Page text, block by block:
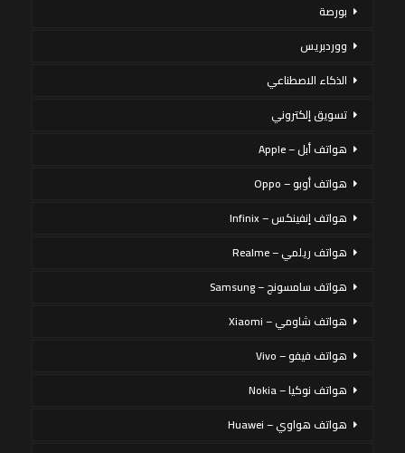
بورصة
ووردبريس
الذكاء الاصطناعي
تسويق إلكتروني
هواتف أبل – Apple
هواتف أوبو – Oppo
هواتف إنفينكس – Infinix
هواتف ريلمي – Realme
هواتف سامسونج – Samsung
هواتف شاومي – Xiaomi
هواتف فيفو – Vivo
هواتف نوكيا – Nokia
هواتف هواوي – Huawei